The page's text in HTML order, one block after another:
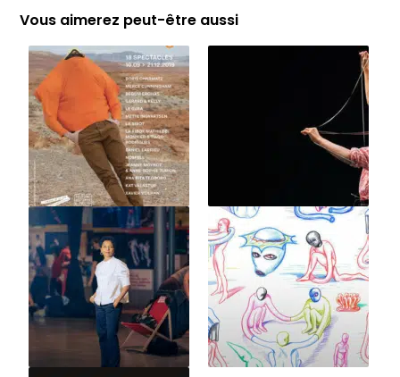
Vous aimerez peut-être aussi